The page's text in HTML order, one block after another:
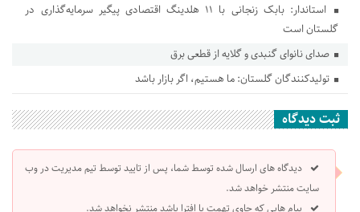
استاندار: بابک زنجانی با ۱۱ هلدینگ اقتصادی پیگیر سرمایه‌گذاری در
گلستان است
صدای نانوای گنبدی و گلایه از قطعی برق
تولیدکنندگان گلستان: ما هستیم، اگر بازار باشد
ثبت دیدگاه
دیدگاه های ارسال شده توسط شما، پس از تایید توسط تیم مدیریت در وب
سایت منتشر خواهد شد.
پیام هایی که حاوی تهمت یا افترا باشد منتشر نخواهد شد.